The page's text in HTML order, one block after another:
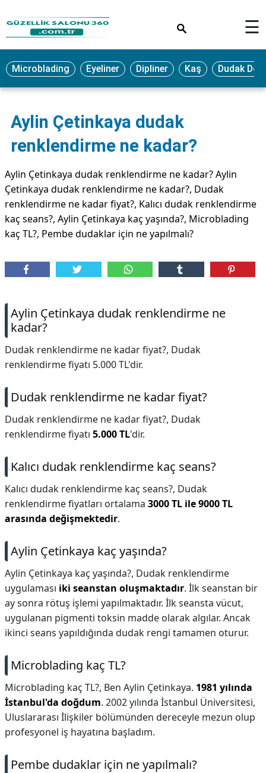
MAKYAJ
MİCROBLADİNG
LAZER
EPİLASYON
TIRNAK
PEELİNG
ERKEK
BAKIMI
BAKIMI
☰
Microblading Eyeliner Dipliner Kaş Dudak
Aylin Çetinkaya dudak
renklendirme ne kadar?
Aylin Çetinkaya dudak renklendirme ne kadar? Aylin
Çetinkaya dudak renklendirme ne kadar?, Dudak
renklendirme ne kadar fiyat?, Kalıcı dudak renklendirme
kaç seans?, Aylin Çetinkaya kaç yaşında?, Microblading
kaç TL?, Pembe dudaklar için ne yapılmalı?
Aylin Çetinkaya dudak renklendirme ne
kadar?
Dudak renklendirme ne kadar fiyat?, Dudak
renklendirme fiyatı 5.000 TL'dir.
Dudak renklendirme ne kadar fiyat?
Dudak renklendirme ne kadar fiyat?, Dudak
renklendirme fiyatı 5.000 TL'dir.
Kalıcı dudak renklendirme kaç seans?
Kalıcı dudak renklendirme kaç seans?, Dudak
renklendirme fiyatları ortalama 3000 TL ile 9000 TL
arasında değişmektedir.
Aylin Çetinkaya kaç yaşında?
Aylin Çetinkaya kaç yaşında?, Dudak renklendirme
uygulaması iki seanstan oluşmaktadır. İlk seanstan bir
ay sonra rötuş işlemi yapılmaktadır. İlk seansta vücut,
uygulanan pigmenti toksin madde olarak algılar. Ancak
ikinci seans yapıldığında dudak rengi tamamen oturur.
Microblading kaç TL?
Microblading kaç TL?, Ben Aylin Çetinkaya. 1981 yılında
İstanbul'da doğdum. 2002 yılında İstanbul Üniversitesi,
Uluslararası İlişkiler bölümünden dereceyle mezun olup
profesyonel iş hayatına başladım.
Pembe dudaklar için ne yapılmalı?